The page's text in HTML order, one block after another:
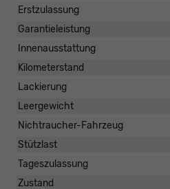
Erstzulassung
Garantieleistung
Innenausstattung
Kilometerstand
Lackierung
Leergewicht
Nichtraucher-Fahrzeug
Stützlast
Tageszulassung
Zustand